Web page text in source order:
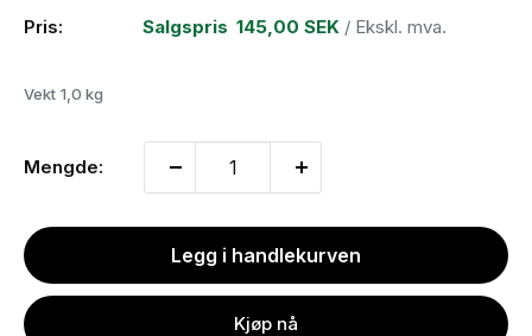
Pris: Salgspris 145,00 SEK / Ekskl. mva.
Vekt 1,0 kg
Mengde:
Legg i handlekurven
Kjøp nå